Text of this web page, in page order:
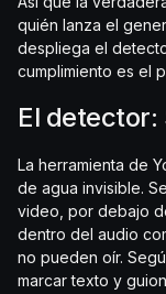
quién lanza el
despliega el
cumplimiento es el
El detector:
La herramienta de
de agua invisible.
video, por debajo
dentro del audio
no pueden oír.
marcar texto y